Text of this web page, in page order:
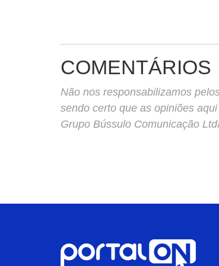
COMENTÁRIOS
Não nos responsabilizamos
sendo certo que as opiniões
Grupo Bússulo Comunicação